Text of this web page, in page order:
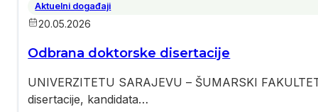
Aktuelni događaji
20.05.2026
Odbrana doktorske disertacije
UNIVERZITETU SARAJEVU – ŠUMARSKI
disertacije, kandidata…